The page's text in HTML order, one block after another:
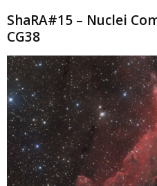
ShaRA#15 – Nuclei
CG38